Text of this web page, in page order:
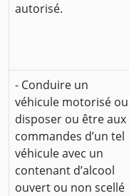
autorisé.
- Conduire un
véhicule motorisé ou
disposer ou être aux
commandes d’un tel
véhicule avec un
contenant d’alcool
ouvert ou non scellé